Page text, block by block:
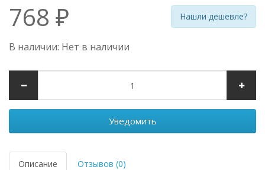
768 ₽ Нашли дешевле?
В наличии: Нет в наличии
Уведомить
Описание Отзывов (0)